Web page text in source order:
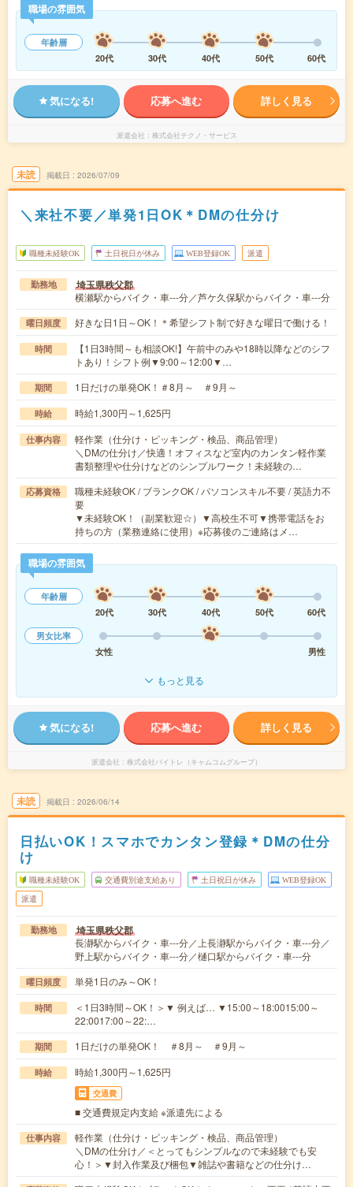
職場の雰囲気
年齢層
20代
30代 40代 50代 60代
気になる! 応募へ進む 詳しく見る
派遣会社 株式会社テクノ・サービス
未読 掲載日 2026/07/09
＼来社不要／単発1日OK＊DMの仕分け
職種未経験OK 土日祝日が休み WEB登録OK 派遣
勤務地 埼玉県秩父郡
横瀬駅からバイク・車---分／芦ケ久保駅からバイク・車---分
曜日頻度 好きな日1日～OK！＊希望シフト制で好きな曜日で働ける！
時間
【1日3時間～も相談OK!】午前中のみや18時以降などのシフ
トあり！シフト例▼9:00～12:00▼…
期間 1日だけの単発OK！＃8月～ ＃9月～
時給 時給1,300円～1,625円
仕事内容
軽作業（仕分け・ピッキング・検品、商品管理）
＼DMの仕分け／快適！オフィスなど室内のカンタン軽作業
書類整理や仕分けなどのシンプルワーク！未経験の…
応募資格
職種未経験OK / ブランクOK / パソコンスキル不要 / 英語力不
要
▼未経験OK！（副業歓迎☆）▼高校生不可▼携帯電話をお
持ちの方（業務連絡に使用）※応募後のご連絡はメ…
職場の雰囲気
年齢層
20代
30代 40代 50代
60代
男女比率
女性
男性
もっと見る
気になる! 応募へ進む 詳しく見る
派遣会社 株式会社バイトレ（キャムコムグループ）
未読 掲載日 2026/06/14
日払いOK！スマホでカンタン登録＊DMの仕分
け
職種未経験OK 交通費別途支給あり 土日祝日が休み WEB登録OK
派遣
勤務地 埼玉県秩父郡
長瀞駅からバイク・車---分／上長瀞駅からバイク・車---分／
野上駅からバイク・車---分／樋口駅からバイク・車---分
曜日頻度 単発1日のみ～OK！
時間
＜1日3時間～OK！＞▼ 例えば… ▼15:00～18:0015:00～
22:0017:00～22:…
期間 1日だけの単発OK！ ＃8月～ ＃9月～
時給 時給1,300円～1,625円
交通費
■ 交通費規定内支給 ※派遣先による
仕事内容
軽作業（仕分け・ピッキング・検品、商品管理）
＼DMの仕分け／＜とってもシンプルなので未経験でも安
心！＞▼封入作業及び梱包▼雑誌や書籍などの仕分け…